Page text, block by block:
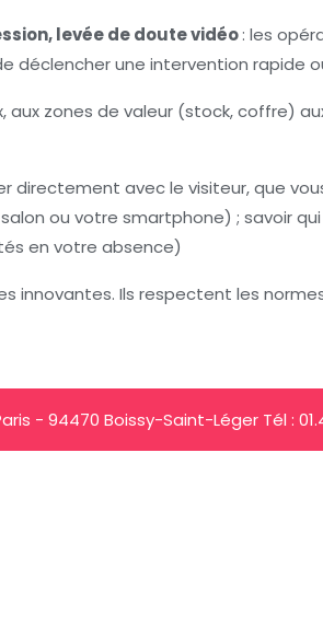
levée de doute vidéo: les
déclencher une intervention rapide
aux zones de valeur (stock, coffre)
directement avec le visiteur, que
ou votre smartphone) ; savoir
en votre absence)
innovantes. Ils respectent les
- 94470 Boissy-Saint-Léger Tél :